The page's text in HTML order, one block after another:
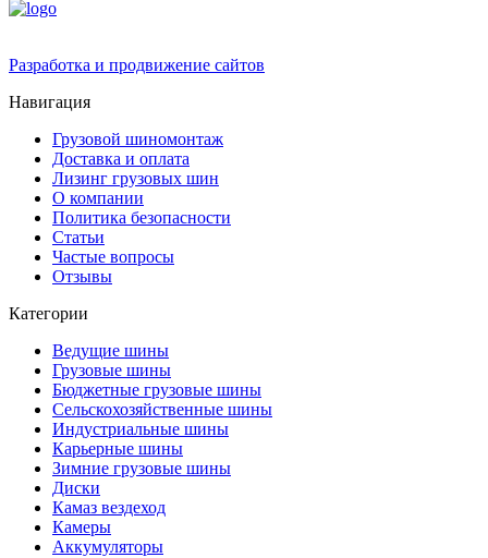
Разработка и продвижение сайтов
Навигация
Грузовой шиномонтаж
Доставка и оплата
Лизинг грузовых шин
О компании
Политика безопасности
Статьи
Частые вопросы
Отзывы
Категории
Ведущие шины
Грузовые шины
Бюджетные грузовые шины
Сельскохозяйственные шины
Индустриальные шины
Карьерные шины
Зимние грузовые шины
Диски
Камаз вездеход
Камеры
Аккумуляторы